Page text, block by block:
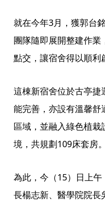
就在今年3月，獲郭台
團隊隨即展開整建作
點交，讓宿舍得以順利
這棟新宿舍位於古亭
能完善，亦設有溫馨
區域，並融入綠色植栽
境，共規劃109床套房。
為此，今（15）日上
長楊志新、醫學院院